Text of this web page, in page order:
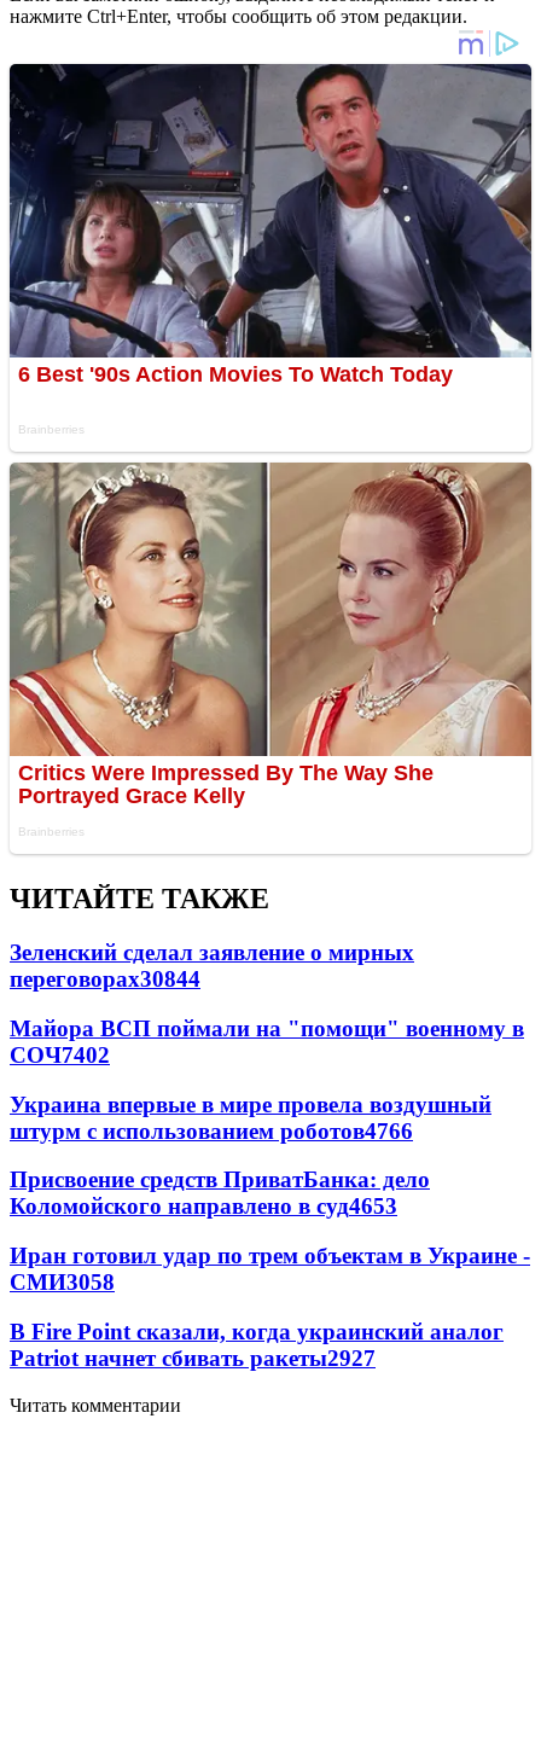
нажмите Ctrl+Enter, чтобы сообщить об этом редакции.
ЧИТАЙТЕ ТАКЖЕ
Зеленский сделал заявление о мирных
переговорах30844
Майора ВСП поймали на "помощи" военному в
СОЧ7402
Украина впервые в мире провела воздушный
штурм с использованием роботов4766
Присвоение средств ПриватБанка: дело
Коломойского направлено в суд4653
Иран готовил удар по трем объектам в Украине -
СМИ3058
В Fire Point сказали, когда украинский аналог
Patriot начнет сбивать ракеты2927
Читать комментарии